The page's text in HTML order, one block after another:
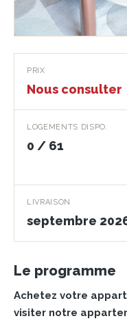
Le
VERNON · 27200
PRIX
Nous consulter
LOGEMENTS DISPO.
0 / 61
LIVRAISON
septembre
Le programme
Achetez votre
visiter notre